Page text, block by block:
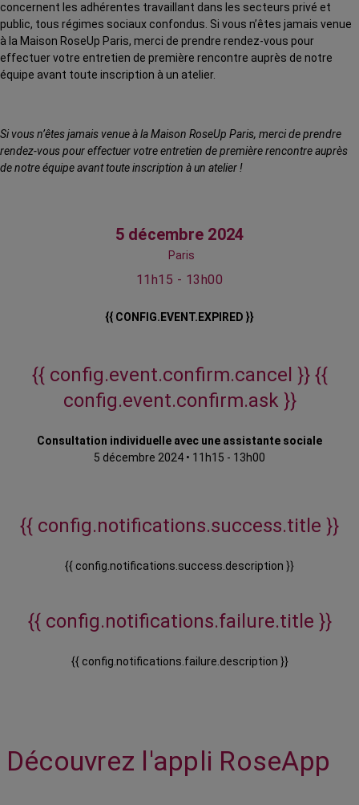
concernent les adhérentes travaillant dans les secteurs privé et
public, tous régimes sociaux confondus. Si vous n’êtes jamais venue
à la Maison RoseUp Paris, merci de prendre rendez-vous pour
effectuer votre entretien de première rencontre auprès de notre
équipe avant toute inscription à un atelier.
Si vous n’êtes jamais venue à la Maison RoseUp Paris, merci de prendre
rendez-vous pour effectuer votre entretien de première rencontre auprès
de notre équipe avant toute inscription à un atelier !
5 décembre 2024
Paris
11h15 - 13h00
{{ CONFIG.EVENT.EXPIRED }}
{{ config.event.confirm.cancel }} {{
config.event.confirm.ask }}
Consultation individuelle avec une assistante sociale
5 décembre 2024 • 11h15 - 13h00
{{ config.notifications.success.title }}
{{ config.notifications.success.description }}
{{ config.notifications.failure.title }}
{{ config.notifications.failure.description }}
Découvrez l'appli RoseApp